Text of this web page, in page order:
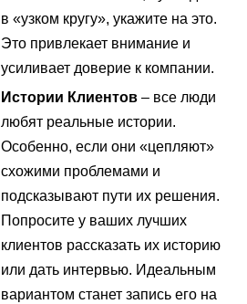
в «узком кругу», укажите на это.
Это привлекает внимание и
усиливает доверие к компании.
Истории Клиентов – все люди
любят реальные истории.
Особенно, если они «цепляют»
схожими проблемами и
подсказывают пути их решения.
Попросите у ваших лучших
клиентов рассказать их историю
или дать интервью. Идеальным
вариантом станет запись его на